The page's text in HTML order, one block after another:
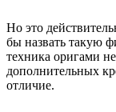
Но это
бы назвать такую
техника оригами
дополнительных
отличие.